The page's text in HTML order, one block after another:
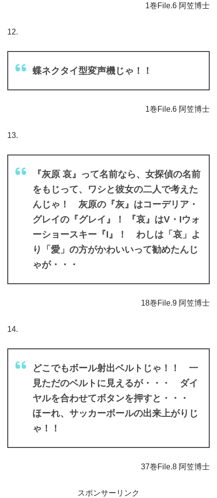
1巻File.6 阿笠博士
12.
蝶ネクタイ型変声機じゃ！！
1巻File.6 阿笠博士
13.
『灰原 哀』って名前なら、女探偵の名前
をもじって、ワシと彼女の二人で考えた
んじゃ！ 灰原の『灰』はコーデリア・
グレイの『グレイ』！ 『哀』はV・Iウォ
ーショースキー『I』！ わしは「哀」よ
り「愛」の方がかわいいって勧めたんじ
ゃが・・・
18巻File.9 阿笠博士
14.
どこでもボール射出ベルトじゃ！！ 一
見ただのベルトに見えるが・・・ ダイ
ヤルを合わせてボタンを押すと・・・
ほーれ、サッカーボールの出来上がりじ
ゃ！！
37巻File.8 阿笠博士
スポンサーリンク